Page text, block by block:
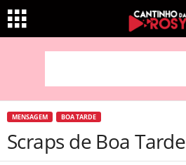
MENSAGEM BOA TARDE
Scraps de Boa Tarde